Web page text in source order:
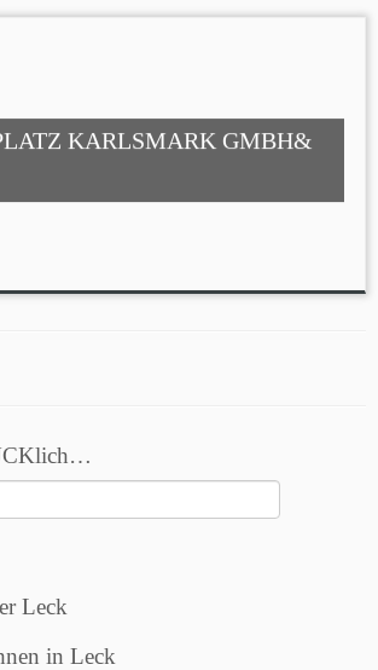
KARLSMARK GMBH&
Leck
in Leck